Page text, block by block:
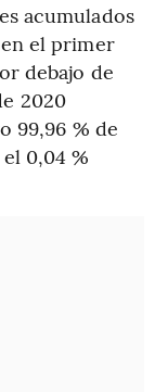
acumulados
el primer
debajo de
2020
99,96 % de
0,04 %